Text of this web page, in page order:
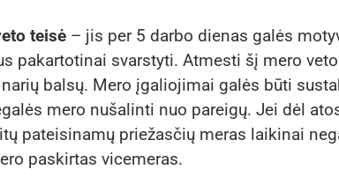
teisė – jis per 5 darbo dienas galės
pakartotinai svarstyti. Atmesti šį mero
balsų. Mero įgaliojimai galės būti
mero nušalinti nuo pareigų. Jei dėl
pateisinamų priežasčių meras laikinai
paskirtas vicemeras.